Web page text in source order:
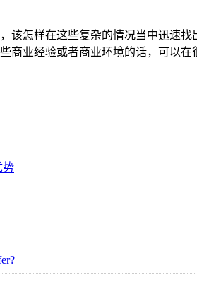
该怎样在这些复杂的情况当中迅速
商业经验或者商业环境的话，可以
势